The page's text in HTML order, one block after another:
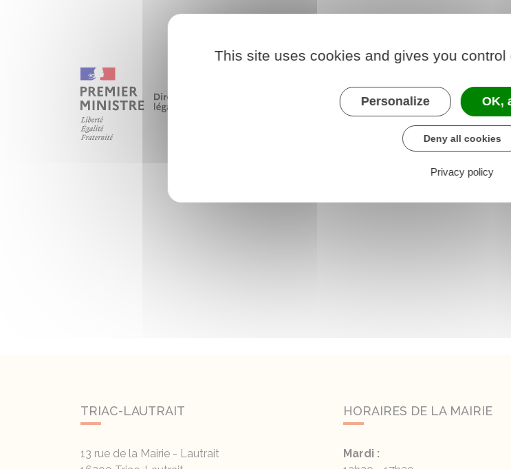
TRIAC-LAUTRAIT
13 rue de la Mairie - Lautrait
HORAIRES DE LA MAIRIE
Mardi :
This site uses cookies and gives you
Personalize OK,
Deny all cookies
Privacy policy